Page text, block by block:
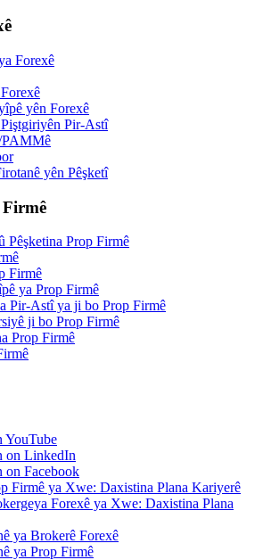
Forexê
yên Forexê
Pir-Astî
yên Pêşketî
Firmê
Pêşketina Prop Firmê
Firmê
ya Prop Firmê
Pir-Astî ya ji bo Prop Firmê
ji bo Prop Firmê
Prop Firmê
YouTube
on LinkedIn
on Facebook
Firmê ya Xwe: Daxistina Plana Kariyerê
Forexê ya Xwe: Daxistina Plana
ya Brokerê Forexê
ya Prop Firmê